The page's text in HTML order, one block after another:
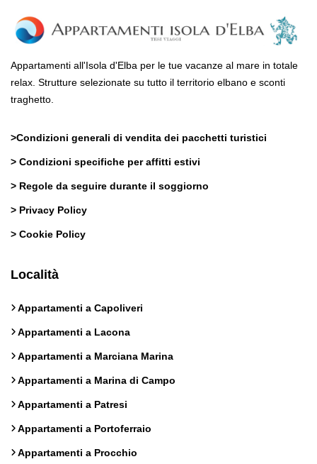
Appartamenti all'Isola d'Elba per le tue vacanze al mare in totale
relax. Strutture selezionate su tutto il territorio elbano e sconti
traghetto.
>Condizioni generali di vendita dei pacchetti turistici
> Condizioni specifiche per affitti estivi
> Regole da seguire durante il soggiorno
> Privacy Policy
> Cookie Policy
Località
Appartamenti a Capoliveri
Appartamenti a Lacona
Appartamenti a Marciana Marina
Appartamenti a Marina di Campo
Appartamenti a Patresi
Appartamenti a Portoferraio
Appartamenti a Procchio